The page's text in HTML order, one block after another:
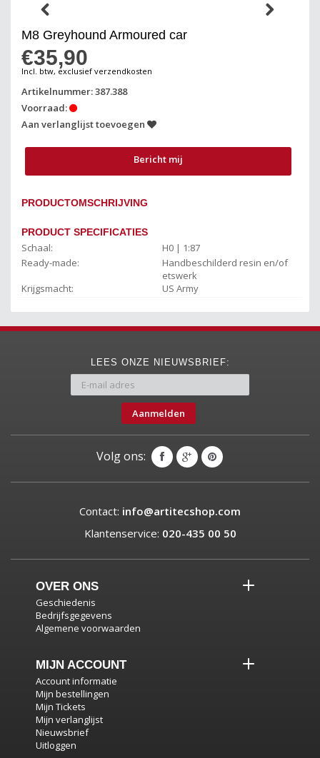
M8 Greyhound Armoured car
€35,90
Incl. btw, exclusief verzendkosten
Artikelnummer: 387.388
Voorraad:
Aan verlanglijst toevoegen
Bericht mij
PRODUCTOMSCHRIJVING
PRODUCT SPECIFICATIES
Schaal:
H0 | 1:87
Ready-made:
Handbeschilderd resin en/of
etswerk
Krijgsmacht:
US Army
LEES ONZE NIEUWSBRIEF:
Aanmelden
Volg ons:
Contact: info@artitecshop.com
Klantenservice: 020-435 00 50
OVER ONS
Geschiedenis
Bedrijfsgegevens
Algemene voorwaarden
MIJN ACCOUNT
Account informatie
Mijn bestellingen
Mijn Tickets
Mijn verlanglijst
Nieuwsbrief
Uitloggen